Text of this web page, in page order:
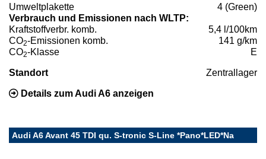
Umweltplakette
4 (Green)
Verbrauch und Emissionen nach WLTP:
Kraftstoffverbr. komb.
5,4 l/100km
CO2-Emissionen komb.
141 g/km
CO2-Klasse E
Standort Zentrallager
Details zum Audi A6 anzeigen
Audi A6 Avant 45 TDI qu. S-tronic S-Line *Pano*LED*Na